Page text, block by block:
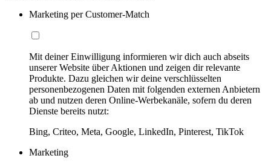
Marketing per Customer-Match
Mit deiner Einwilligung informieren wir dich auch abseits
unserer Website über Aktionen und zeigen dir relevante
Produkte. Dazu gleichen wir deine verschlüsselten
personenbezogenen Daten mit folgenden externen Anbietern
ab und nutzen deren Online-Werbekanäle, sofern du deren
Dienste bereits nutzt:
Bing, Criteo, Meta, Google, LinkedIn, Pinterest, TikTok
Marketing